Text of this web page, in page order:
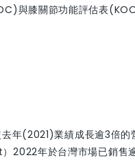
與膝關節功能評估表
年(2021)業績成長逾3倍的
2022年於台灣市場已銷售